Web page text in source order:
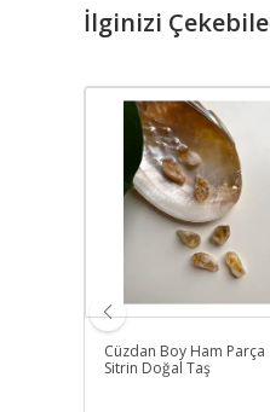
İlginizi
Cüzdan Boy Ham Parça
Sitrin Doğal Taş